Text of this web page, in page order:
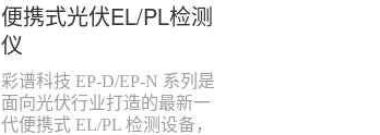
便携式光伏EL/PL检测
仪
彩谱科技 EP-D/EP-N 系列是
面向光伏行业打造的最新一
代便携式 EL/PL 检测设备，